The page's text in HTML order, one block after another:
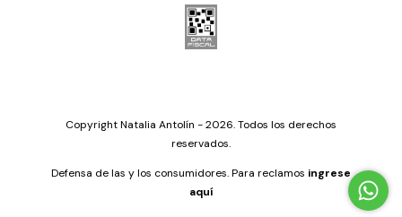
Copyright Natalia Antolín - 2026. Todos los derechos
reservados.
Defensa de las y los consumidores. Para reclamos ingrese
aquí